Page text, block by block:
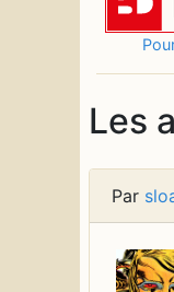
Les
Par